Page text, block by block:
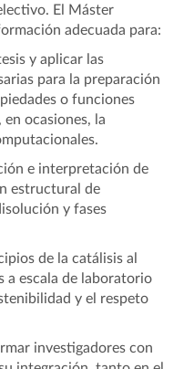
El Máster
adecuada para:
y aplicar las
para la preparación
o funciones
ocasiones, la
e interpretación de
estructural de
y fases
de la catálisis al
a escala de laboratorio
y el respeto
investigadores con